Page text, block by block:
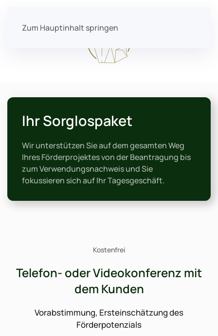
Zum Hauptinhalt springen
Ihr Sorglospaket
Wir unterstützen Sie auf dem gesamten Weg
Ihres Förderprojektes von der Beantragung bis
zum Verwendungsnachweis und Sie
fokussieren sich auf Ihr Tagesgeschäft.
Kostenfrei
Telefon- oder Videokonferenz mit
dem Kunden
Vorabstimmung, Ersteinschätzung des
Förderpotenzials